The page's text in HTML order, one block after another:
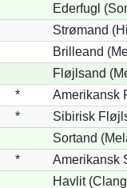
Ederfugl
Strømand
Brilleand
Fløjlsand
*
Amerikansk
*
Sibirisk
Sortand
*
Amerikansk
Havlit